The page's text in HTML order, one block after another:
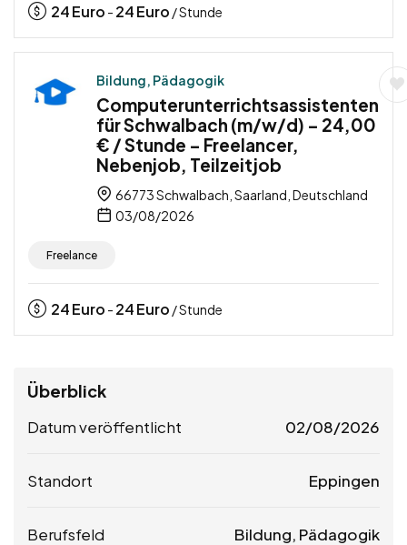
24Euro - 24Euro / Stunde
Bildung, Pädagogik
Computerunterrichtsassistenten
für Schwalbach (m/w/d) – 24,00
€ / Stunde – Freelancer,
Nebenjob, Teilzeitjob
66773 Schwalbach, Saarland, Deutschland
03/08/2026
Freelance
24Euro - 24Euro / Stunde
Überblick
Datum veröffentlicht 02/08/2026
Standort Eppingen
Berufsfeld Bildung, Pädagogik